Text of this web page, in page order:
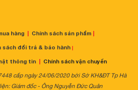
hàng | Chính sách sản phẩm |
sách đổi trả & bảo hành |
thông tin| Chính sách vận chuyển
cấp ngày 24/06/2020 bởi Sở KH&ĐT Tp Hà
Giám đốc - Ông Nguyễn Đức Quân